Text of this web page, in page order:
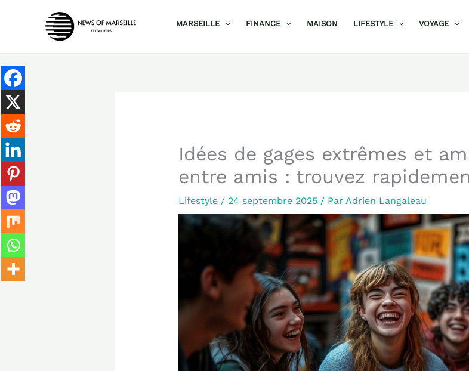
MARSEILLE FINANCE MAISON LIFESTYLE VOYAGE
Idées de gages extrêmes et
entre amis : trouvez
Lifestyle/ 24 septembre 2025 / Par Adrien Langaleau